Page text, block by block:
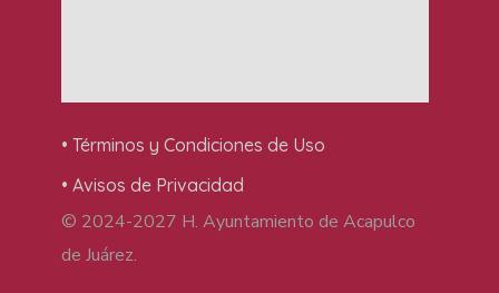
• Términos y Condiciones de Uso
• Avisos de Privacidad
© 2024-2027 H. Ayuntamiento de Acapulco
de Juárez.